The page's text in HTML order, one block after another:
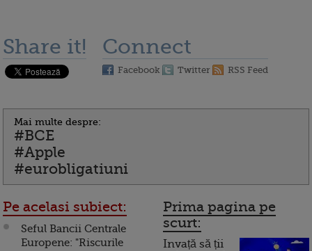
Share it! Connect
Facebook Twitter RSS Feed
Mai multe despre:
#BCE
#Apple
#eurobligatiuni
Pe acelasi subiect:
Seful Bancii Centrale
Europene: "Riscurile
Prima pagina pe
scurt:
Invață să ții